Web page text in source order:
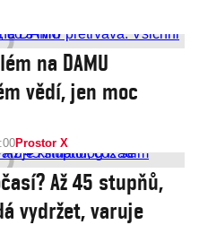
na DAMU
vědí, jen moc
Prostor X
Až 45 stupňů,
vydržet, varuje